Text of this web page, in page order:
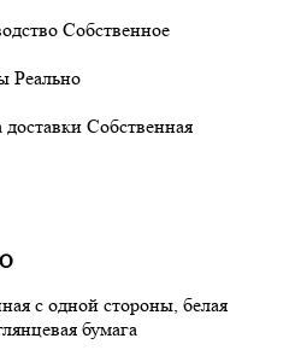
Собственное
Реально
Собственная
с одной стороны, белая
бумага